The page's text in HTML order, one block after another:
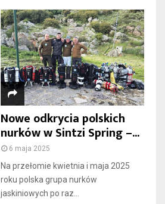
Nowe odkrycia polskich
nurków w Sintzi Spring –...
6 maja 2025
Na przełomie kwietnia i maja 2025
roku polska grupa nurków
jaskiniowych po raz...